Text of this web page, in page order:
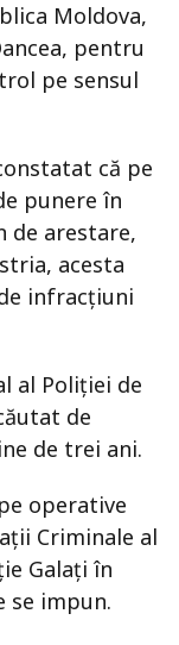
Moldova,
pentru
pe sensul
că pe
punere în
de arestare,
acesta
infracțiuni
al Poliției de
de
de trei ani.
operative
Criminale al
Galați în
se impun.